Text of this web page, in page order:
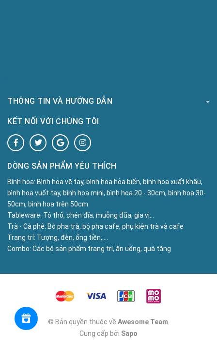
THÔNG TIN VÀ HƯỚNG DẪN
KẾT NỐI VỚI CHÚNG TÔI
DÒNG SẢN PHẨM YÊU THÍCH
Bình hoa: Bình hoa vẽ tay, bình hoa hỏa biến, bình hoa xuất khấu,
bình hoa vuốt tay, bình hoa mini, bình hoa 20 - 30cm, bình hoa 30-
50cm, bình hoa trên 50cm
Tableware: Tô thố, chén đĩa, muỗng đũa, gia vị...
Trà - Cà phê: Bộ pha trà, bộ pha cafe, phụ kiện trà và cafe
Trang trí: Tượng, đèn, ống tiền,....
Combo: Các bộ sản phẩm trang trí, ăn uống, quà tặng
© Bản quyền thuộc về Awesome Team
Cung cấp bởi Sapo